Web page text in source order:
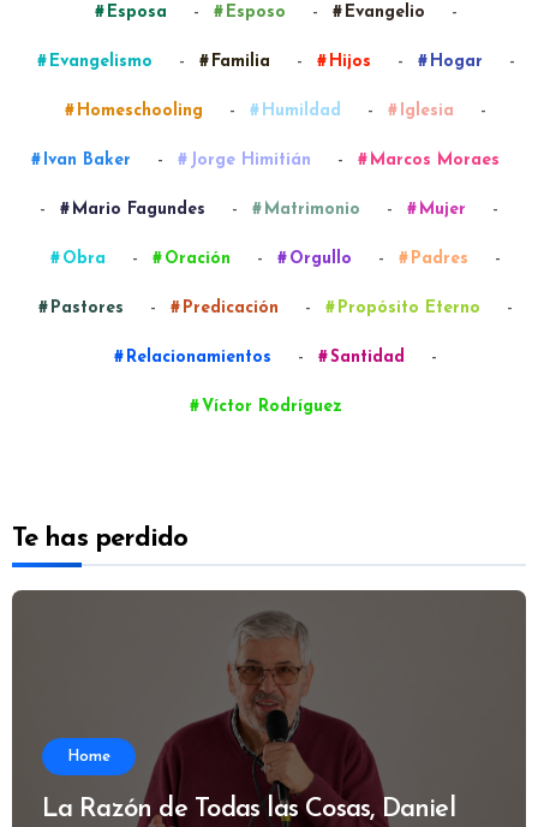
Esposa - Esposo - Evangelio -
Evangelismo - Familia - Hijos - Hogar -
Homeschooling - Humildad - Iglesia -
Ivan Baker - Jorge Himitián - Marcos Moraes
- Mario Fagundes - Matrimonio - Mujer -
Obra - Oración - Orgullo - Padres -
Pastores - Predicación - Propósito Eterno -
Relacionamientos - Santidad -
Víctor Rodríguez
Te has perdido
Home
La Razón de Todas las Cosas, Daniel